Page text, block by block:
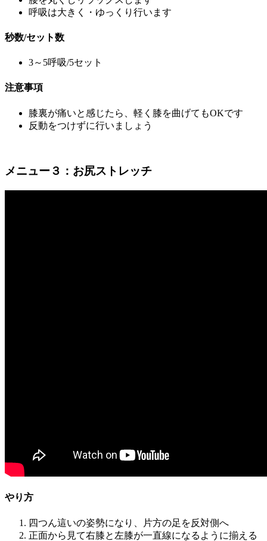
呼吸は大きく・ゆっくり行います
秒数/セット数
3～5呼吸/5セット
注意事項
膝裏が痛いと感じたら、軽く膝を曲げてもOKです
反動をつけずに行いましょう
メニュー３：お尻ストレッチ
やり方
四つん這いの姿勢になり、片方の足を反対側へ
正面から見て右膝と左膝が一直線になるように揃える